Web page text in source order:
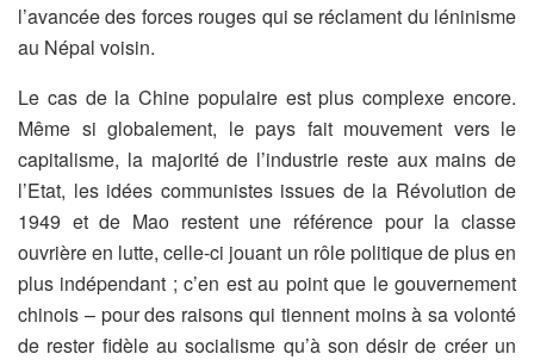
l’avancée des forces rouges qui se réclament du léninisme
au Népal voisin.
Le cas de la Chine populaire est plus complexe encore.
Même si globalement, le pays fait mouvement vers le
capitalisme, la majorité de l’industrie reste aux mains de
l’Etat, les idées communistes issues de la Révolution de
1949 et de Mao restent une référence pour la classe
ouvrière en lutte, celle-ci jouant un rôle politique de plus en
plus indépendant ; c’en est au point que le gouvernement
chinois – pour des raisons qui tiennent moins à sa volonté
de rester fidèle au socialisme qu’à son désir de créer un